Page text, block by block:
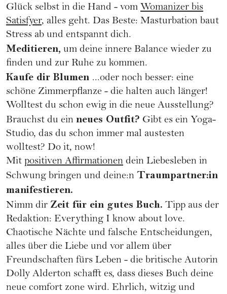
Glück selbst in die Hand - vom Womanizer bis
Satisfyer, alles geht. Das Beste: Masturbation baut
Stress ab und entspannt dich.
Meditieren, um deine innere Balance wieder zu
finden und zur Ruhe zu kommen.
Kaufe dir Blumen ...oder noch besser: eine
schöne Zimmerpflanze - die halten auch länger!
Wolltest du schon ewig in die neue Ausstellung?
Brauchst du ein neues Outfit? Gibt es ein Yoga-
Studio, das du schon immer mal austesten
wolltest? Do it, now!
Mit positiven Affirmationen dein Liebesleben in
Schwung bringen und deine:n Traumpartner:in
manifestieren.
Nimm dir Zeit für ein gutes Buch. Tipp aus der
Redaktion: Everything I know about love.
Chaotische Nächte und falsche Entscheidungen,
alles über die Liebe und vor allem über
Freundschaften fürs Leben - die britische Autorin
Dolly Alderton schafft es, dass dieses Buch deine
neue comfort zone wird. Ehrlich, witzig und